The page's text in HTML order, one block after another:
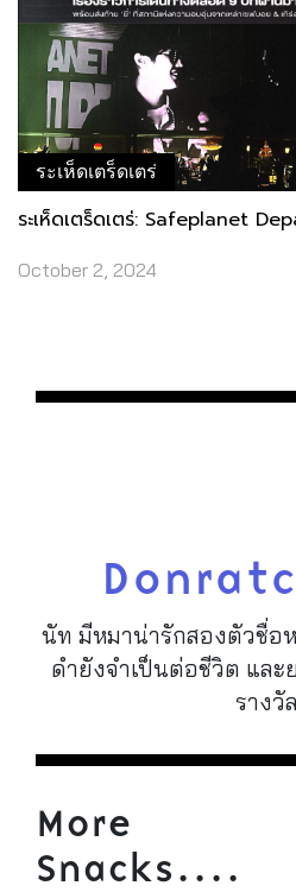
ระเห็ดเตร็ดเตร่
ระเห็ดเตร็ดเตร่: Safeplanet
October 2, 2024
นัท มีหมาน่ารักสองตัวชื่อ
ดำยังจำเป็นต่อชีวิต และ
รางวัล
More
Snacks....